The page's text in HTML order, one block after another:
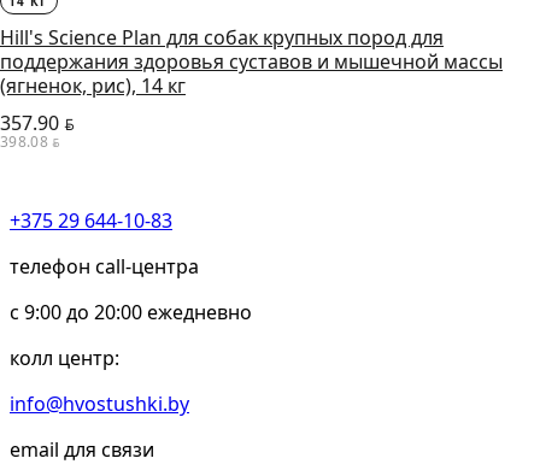
Hill's Science Plan для собак крупных пород для
поддержания здоровья суставов и мышечной массы
(ягненок, рис), 14 кг
357.90 BYN
398.08 BYN
+375 29 644-10-83
телефон call-центра
c 9:00 до 20:00 ежедневно
колл центр:
info@hvostushki.by
email для связи